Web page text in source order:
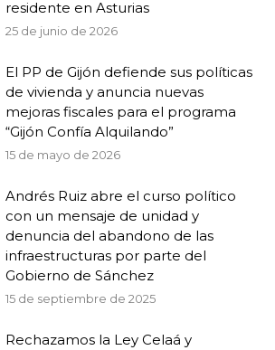
residente en Asturias
25 de junio de 2026
El PP de Gijón defiende sus políticas
de vivienda y anuncia nuevas
mejoras fiscales para el programa
“Gijón Confía Alquilando”
15 de mayo de 2026
Andrés Ruiz abre el curso político
con un mensaje de unidad y
denuncia del abandono de las
infraestructuras por parte del
Gobierno de Sánchez
15 de septiembre de 2025
Rechazamos la Ley Celaá y